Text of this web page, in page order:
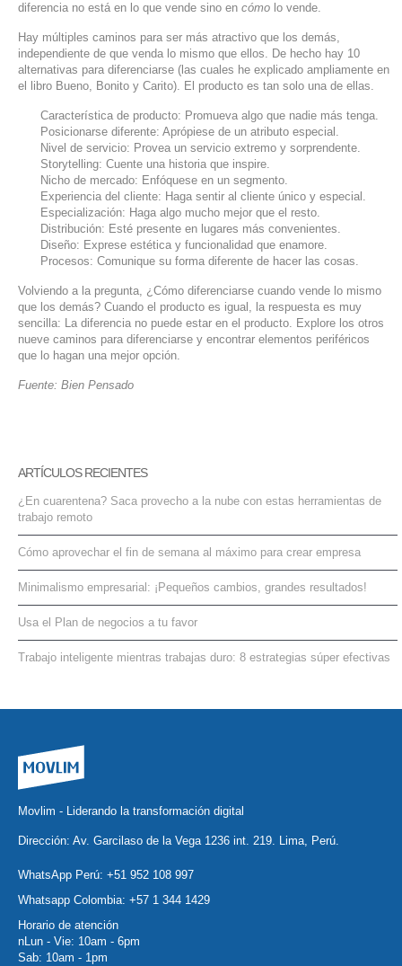
SERVICIOS DE TI
TRANSFORMACIÓN DIGITAL
PORTAFOLIO
BLOG
CONTACTO
diferencia no está en lo que vende sino en cómo lo vende.
Hay múltiples caminos para ser más atractivo que los demás,
independiente de que venda lo mismo que ellos. De hecho hay 10
alternativas para diferenciarse (las cuales he explicado ampliamente en
el libro Bueno, Bonito y Carito). El producto es tan solo una de ellas.
Característica de producto: Promueva algo que nadie más tenga.
Posicionarse diferente: Aprópiese de un atributo especial.
Nivel de servicio: Provea un servicio extremo y sorprendente.
Storytelling: Cuente una historia que inspire.
Nicho de mercado: Enfóquese en un segmento.
Experiencia del cliente: Haga sentir al cliente único y especial.
Especialización: Haga algo mucho mejor que el resto.
Distribución: Esté presente en lugares más convenientes.
Diseño: Exprese estética y funcionalidad que enamore.
Procesos: Comunique su forma diferente de hacer las cosas.
Volviendo a la pregunta, ¿Cómo diferenciarse cuando vende lo mismo
que los demás? Cuando el producto es igual, la respuesta es muy
sencilla: La diferencia no puede estar en el producto. Explore los otros
nueve caminos para diferenciarse y encontrar elementos periféricos
que lo hagan una mejor opción.
Fuente: Bien Pensado
ARTÍCULOS RECIENTES
¿En cuarentena? Saca provecho a la nube con estas herramientas de
trabajo remoto
Cómo aprovechar el fin de semana al máximo para crear empresa
Minimalismo empresarial: ¡Pequeños cambios, grandes resultados!
Usa el Plan de negocios a tu favor
Trabajo inteligente mientras trabajas duro: 8 estrategias súper efectivas
Movlim - Liderando la transformación digital
Dirección: Av. Garcilaso de la Vega 1236 int. 219. Lima, Perú.
WhatsApp Perú: +51 952 108 997
Whatsapp Colombia: +57 1 344 1429
Horario de atención
nLun - Vie: 10am - 6pm
Sab: 10am - 1pm